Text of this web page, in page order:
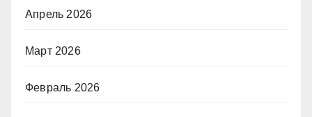
Апрель 2026
Март 2026
Февраль 2026